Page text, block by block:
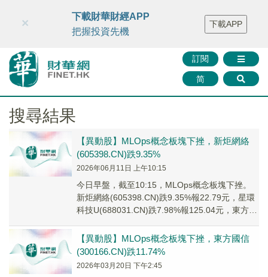
財華智庫網 FINTV FINMETA 財華證券 媒體矩陣
智庫沙龍
聯絡我們
訂閱
简
×
下載財華財經APP
把握投資先機
下載APP
搜尋結果
【異動股】MLOps概念板塊下挫，新炬網絡
(605398.CN)跌9.35%
2026年06月11日 上午10:15
今日早盤，截至10:15，MLOps概念板塊下挫。
新炬網絡(605398.CN)跌9.35%報22.79元，星環
科技U(688031.CN)跌7.98%報125.04元，東方國
【異動股】MLOps概念板塊下挫，東方國信
(300166.CN)跌11.74%
2026年03月20日 下午2:45